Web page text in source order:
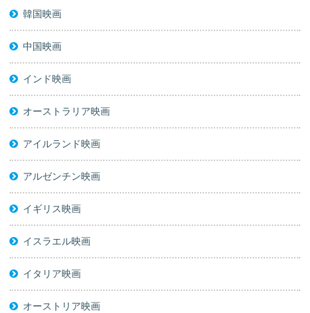
韓国映画
中国映画
インド映画
オーストラリア映画
アイルランド映画
アルゼンチン映画
イギリス映画
イスラエル映画
イタリア映画
オーストリア映画